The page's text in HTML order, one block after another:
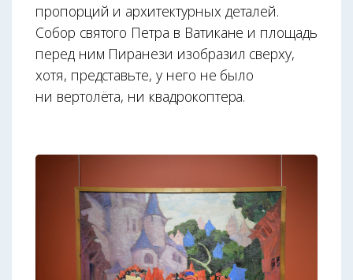
пропорций и архитектурных деталей.
Собор святого Петра в Ватикане и площадь
перед ним Пиранези изобразил сверху,
хотя, представьте, у него не было
ни вертолёта, ни квадрокоптера.